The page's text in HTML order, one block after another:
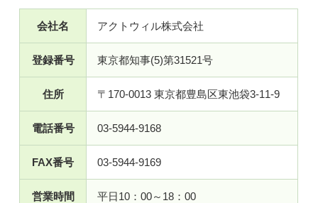
会社名 アクトウィル株式会社
登録番号 東京都知事(5)第31521号
住所 〒170-0013 東京都豊島区東池袋3-11-9
電話番号 03-5944-9168
FAX番号 03-5944-9169
営業時間 平日10：00～18：00